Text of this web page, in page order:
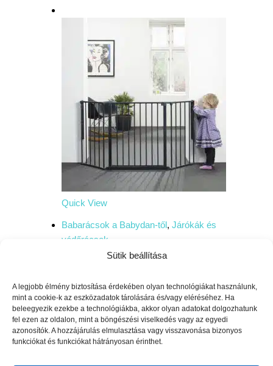
Sütik beállítása
A legjobb élmény biztosítása érdekében olyan technológiákat használunk,
mint a cookie-k az eszközadatok tárolására és/vagy eléréséhez. Ha
beleegyezik ezekbe a technológiákba, akkor olyan adatokat dolgozhatunk
fel ezen az oldalon, mint a böngészési viselkedés vagy az egyedi
azonosítók. A hozzájárulás elmulasztása vagy visszavonása bizonyos
funkciókat és funkciókat hátrányosan érinthet.
Quick View
Babarácsok a Babydan-től, Járókák és
védőrácsok
Babydan Flex M térkorlát 90-140 cm fekete
38990 Ft
Kosárba teszem
KívánságlistáraKívánságlistára